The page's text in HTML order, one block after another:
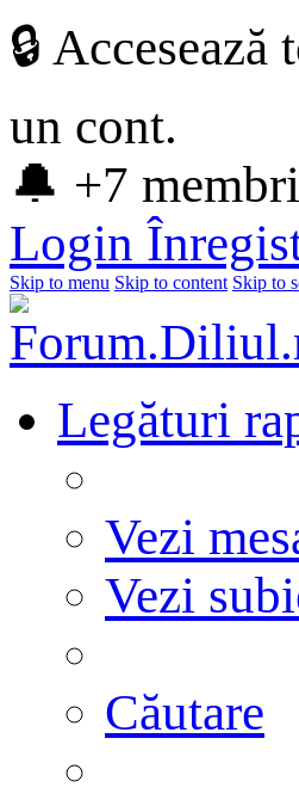
🔒
un cont.
🔔 +7
Login
Skip to menu Skip to content Skip to
Legături
Vezi
Vezi
Căutare